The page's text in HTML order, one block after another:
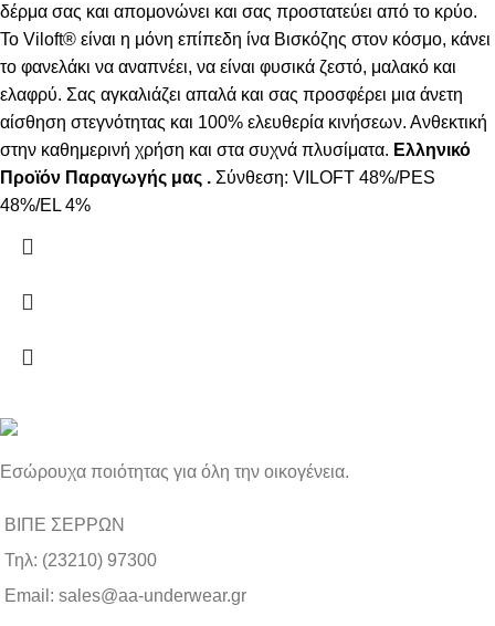
δέρμα σας και απομονώνει και σας προστατεύει από το κρύο.
Το Viloft® είναι η μόνη επίπεδη ίνα Βισκόζης στον κόσμο, κάνει
το φανελάκι να αναπνέει, να είναι φυσικά ζεστό, μαλακό και
ελαφρύ. Σας αγκαλιάζει απαλά και σας προσφέρει μια άνετη
αίσθηση στεγνότητας και 100% ελευθερία κινήσεων. Ανθεκτική
στην καθημερινή χρήση και στα συχνά πλυσίματα. Ελληνικό
Προϊόν Παραγωγής μας . Σύνθεση: VILOFT 48%/PES
48%/EL 4%
Εσώρουχα ποιότητας για όλη την οικογένεια.
ΒΙΠΕ ΣΕΡΡΩΝ
Τηλ: (23210) 97300
Email: sales@aa-underwear.gr